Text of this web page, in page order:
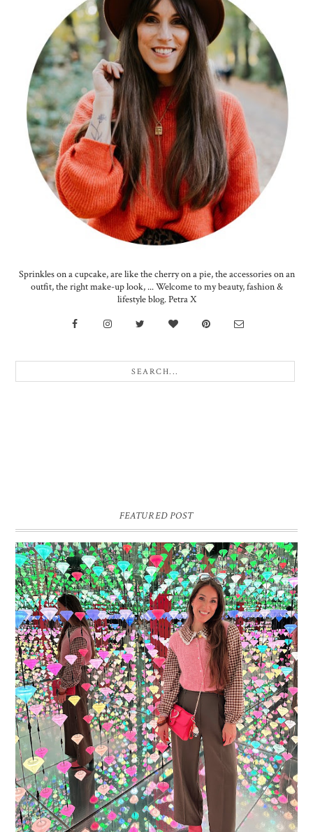
Sprinkles on a cupcake, are like the cherry on a pie, the accessories on an
outfit, the right make-up look, ... Welcome to my beauty, fashion &
lifestyle blog. Petra X
FEATURED POST
16 JAAR SPRINKLES ON A CUPCAKE
Vandaag is het weer zo’n moment waarop ik even bewust op de
pauzeknop duw, want Sprinkles on a Cupcake bestaat 16 jaar. Zestien.
Dat blijft ...